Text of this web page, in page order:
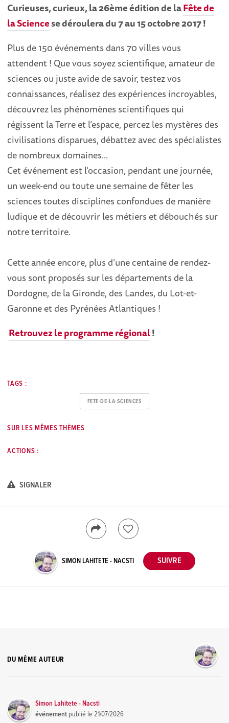
Curieuses, curieux, la 26ème édition de laFête de
la Sciencese déroulera du 7 au 15 octobre 2017 !
Plus de 150 événements dans 70 villes vous
attendent ! Que vous soyez scientifique, amateur de
sciences ou juste avide de savoir, testez vos
connaissances, réalisez des expériences incroyables,
découvrez les phénomènes scientifiques qui
régissent la Terre et l’espace, percez les mystères des
civilisations disparues, débattez avec des spécialistes
de nombreux domaines...
Cet événement est l’occasion, pendant une journée,
un week-end ou toute une semaine de fêter les
sciences toutes disciplines confondues de manière
ludique et de découvrir les métiers et débouchés sur
notre territoire.
Cette année encore, plus d’une centaine de rendez-
vous sont proposés sur les départements de la
Dordogne, de la Gironde, des Landes, du Lot-et-
Garonne et des Pyrénées Atlantiques !
Retrouvez le programme régional!
TAGS :
FETE-DE-LA-SCIENCES
SUR LES MÊMES THÈMES
ACTIONS :
SIGNALER
SIMON LAHITETE - NACSTI
DU MÊME AUTEUR
Simon Lahitete - Nacsti
événement publié le21/07/2026